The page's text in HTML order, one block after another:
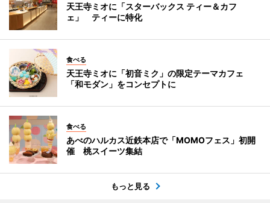
天王寺ミオに「スターバックス ティー＆カフ
ェ」 ティーに特化
食べる
天王寺ミオに「初音ミク」の限定テーマカフェ
「和モダン」をコンセプトに
食べる
あべのハルカス近鉄本店で「MOMOフェス」初開
催 桃スイーツ集結
もっと見る